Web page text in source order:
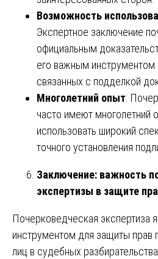
Возможность
Экспертное заключение
официальным
его важным инструментом
связанных с подделкой
Многолетний опыт:
часто имеют многолетний
использовать широкий
точного установления
Заключение: важность
экспертизы в защите
Почерковедческая экспертиза
инструментом для защиты прав
лиц в судебных